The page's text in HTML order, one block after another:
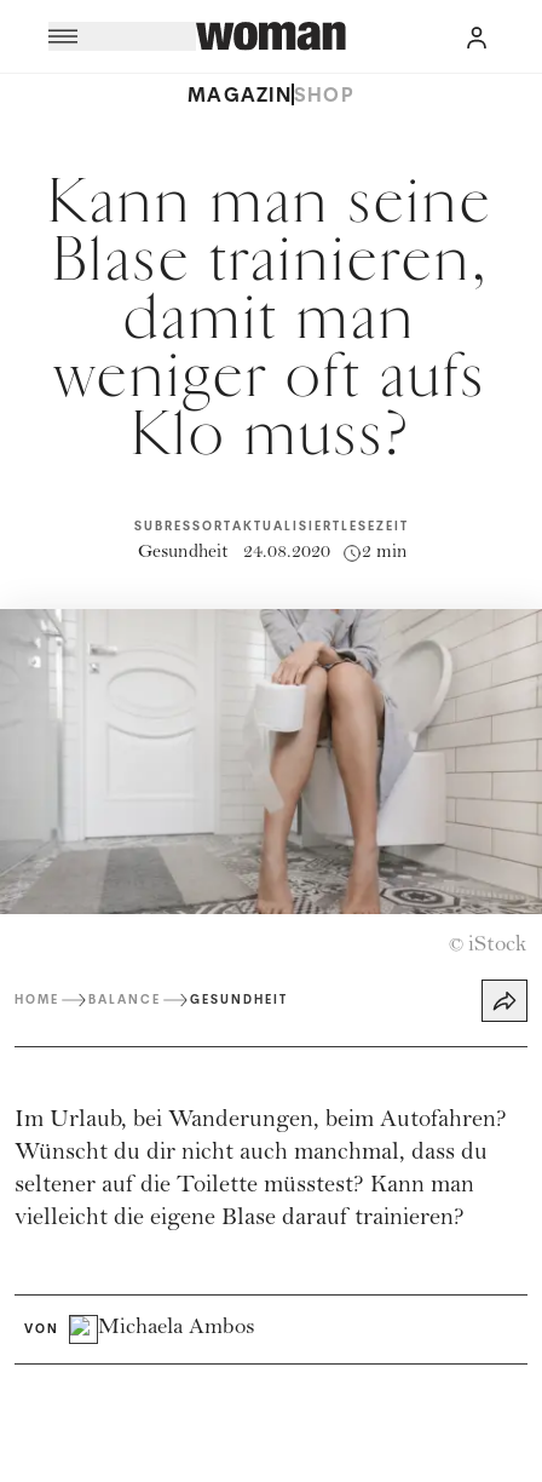
MAGAZINSHOP
Kann man seine
Blase trainieren,
damit man
weniger oft aufs
Klo muss?
SUBRESSORT
Gesundheit
AKTUALISIERT
24.08.2020
LESEZEIT
2 min
© iStock
HOME BALANCE GESUNDHEIT
Im Urlaub, bei Wanderungen, beim Autofahren?
Wünscht du dir nicht auch manchmal, dass du
seltener auf die Toilette müsstest? Kann man
vielleicht die eigene Blase darauf trainieren?
VON Michaela Ambos